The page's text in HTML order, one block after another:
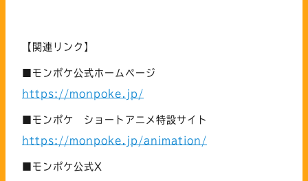
【関連リンク】
■モンポケ公式ホームページ
https://monpoke.jp/
■モンポケ ショートアニメ特設サイト
https://monpoke.jp/animation/
■モンポケ公式X